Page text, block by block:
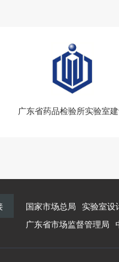
广东省药品检验所实验室
国家市场总局 实验室设
广东省市场监督管理局